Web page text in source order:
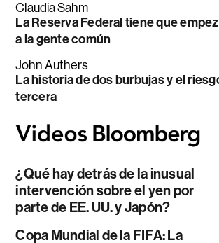
Claudia Sahm
La Reserva Federal tiene que
a la gente común
John Authers
La historia de dos burbujas y el
tercera
¿Qué hay detrás de la inusual
intervención sobre el yen por
parte de EE. UU. y Japón?
Copa Mundial de la FIFA: La